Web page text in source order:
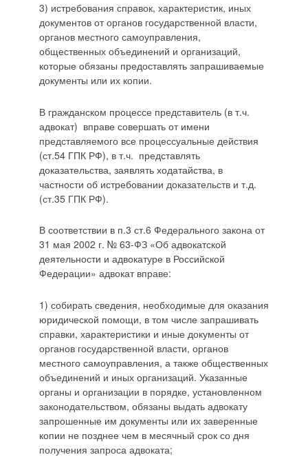
3) истребования справок, характеристик, иных
документов от органов государственной власти,
органов местного самоуправления,
общественных объединений и организаций,
которые обязаны предоставлять запрашиваемые
документы или их копии.
В гражданском процессе представитель (в т.ч.
адвокат) вправе совершать от имени
представляемого все процессуальные действия
(ст.54 ГПК РФ), в т.ч. представлять
доказательства, заявлять ходатайства, в
частности об истребовании доказательств и т.д.
(ст.35 ГПК РФ).
В соответствии в п.3 ст.6 Федерального закона от
31 мая 2002 г. № 63-ФЗ «Об адвокатской
деятельности и адвокатуре в Российской
Федерации» адвокат вправе:
1) собирать сведения, необходимые для оказания
юридической помощи, в том числе запрашивать
справки, характеристики и иные документы от
органов государственной власти, органов
местного самоуправления, а также общественных
объединений и иных организаций. Указанные
органы и организации в порядке, установленном
законодательством, обязаны выдать адвокату
запрошенные им документы или их заверенные
копии не позднее чем в месячный срок со дня
получения запроса адвоката;